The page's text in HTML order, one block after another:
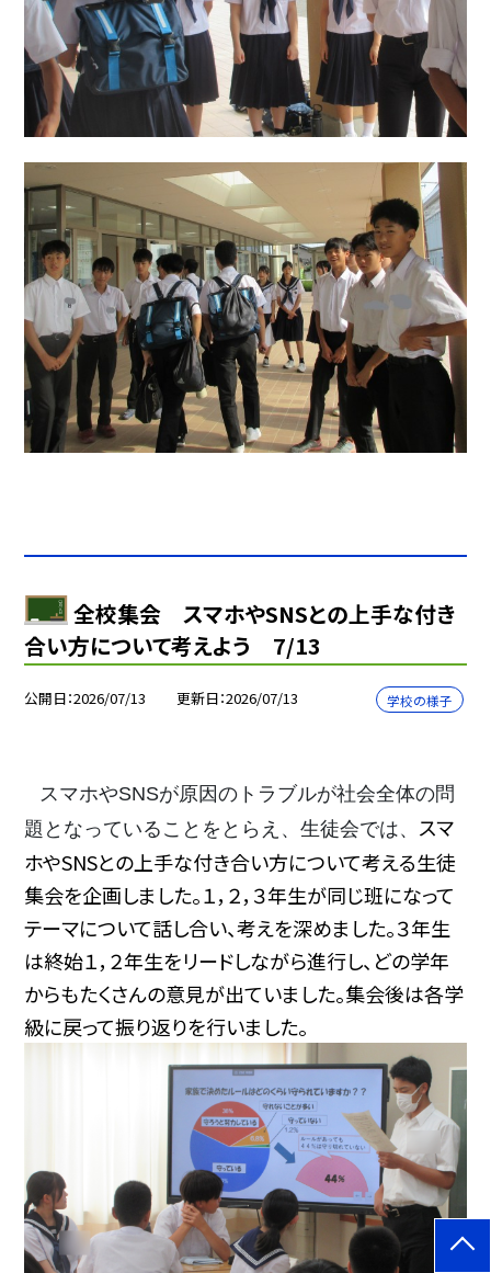
全校集会 スマホやSNSとの上手な付き
合い方について考えよう 7/13
公開日 2026/07/13 更新日 2026/07/13 学校の様子
スマホやSNSが原因のトラブルが社会全体の問
題となっていることをとらえ、生徒会では、 スマ
ホやSNSとの上手な付き合い方について考える生徒
集会を企画しました。１，２，３年生が同じ班になって
テーマについて話し合い、考えを深めました。３年生
は終始１，２年生をリードしながら進行し、どの学年
からもたくさんの意見が出ていました。集会後は各学
級に戻って振り返りを行いました。